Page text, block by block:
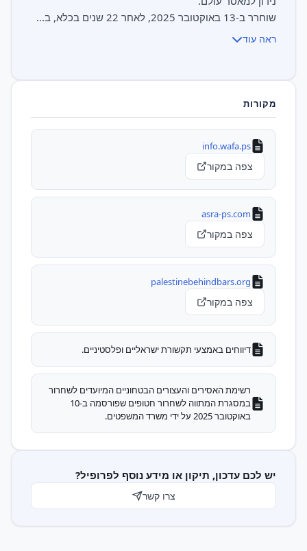
שוחרר ב-13 באוקטובר 2025, לאחר 22 שנים בכלא, ב...
ראה עוד
מקורות
info.wafa.ps
צפה במקור
asra-ps.com
צפה במקור
palestinebehindbars.org
צפה במקור
דיווחים באמצעי תקשורת ישראליים ופלסטיניים.
רשימת האסירים והעצורים הבטחוניים המיועדים לשחרור
במסגרת המתווה לשחרור חטופים שפורסמה ב-10
באוקטובר 2025 על ידי משרד המשפטים.
יש לכם עדכון, תיקון או מידע נוסף לפרופיל?
צרו קשר